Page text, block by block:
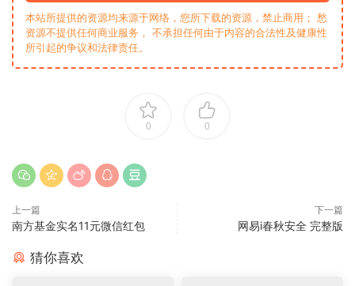
本站所提供的资源均来源于网络，您所下载的资源，禁止商用； 愁
资源不提供任何商业服务， 不承担任何由于内容的合法性及健康性
所引起的争议和法律责任。
0 0
上一篇
南方基金实名11元微信红包
下一篇
网易i春秋安全 完整版
猜你喜欢